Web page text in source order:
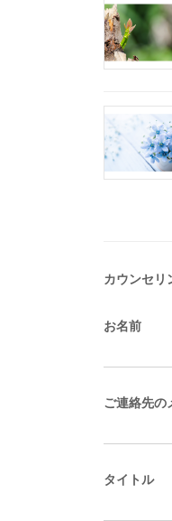
カウンセリ
お名前
ご連絡先の
タイトル